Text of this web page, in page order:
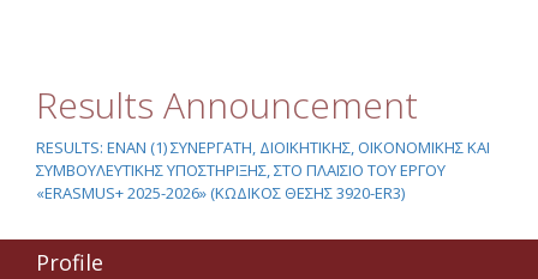
Nominations
Call for Nominations
Nominations Results
Results Announcement
RESULTS: ΕΝΑΝ (1) ΣΥΝΕΡΓΑΤΗ, ΔΙΟΙΚΗΤΙΚΗΣ, ΟΙΚΟΝΟΜΙΚΗΣ ΚΑΙ
ΣΥΜΒΟΥΛΕΥΤΙΚΗΣ ΥΠΟΣΤΗΡΙΞΗΣ, ΣΤΟ ΠΛΑΙΣΙΟ ΤΟΥ ΕΡΓΟΥ
«ERASMUS+ 2025-2026» (ΚΩΔΙΚΟΣ ΘΕΣΗΣ 3920-ER3)
Profile